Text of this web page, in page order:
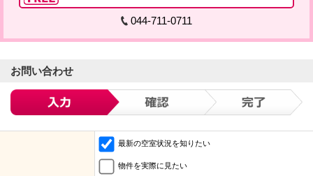
044-711-0711
お問い合わせ
最新の空室状況を知りたい
物件を実際に見たい